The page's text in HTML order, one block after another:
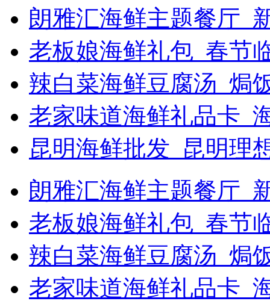
朗雅汇海鲜主题餐厅_
老板娘海鲜礼包_春节
辣白菜海鲜豆腐汤_焗
老家味道海鲜礼品卡_
昆明海鲜批发_昆明理
朗雅汇海鲜主题餐厅_
老板娘海鲜礼包_春节
辣白菜海鲜豆腐汤_焗
老家味道海鲜礼品卡_